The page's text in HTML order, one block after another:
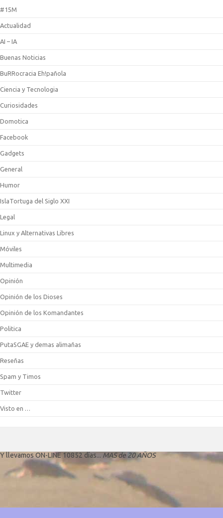
#15M
Actualidad
AI – IA
Buenas Noticias
BuRRocracia Eh!pañola
Ciencia y Tecnologia
Curiosidades
Domotica
Facebook
Gadgets
General
Humor
IslaTortuga del Siglo XXI
Legal
Linux y Alternativas Libres
Móviles
Multimedia
Opinión
Opinión de los Dioses
Opinión de los Komandantes
Politica
PutaSGAE y demas alimañas
Reseñas
Spam y Timos
Twitter
Visto en …
Y llevamos ON-LINE 10852 días... MAS de 20 AÑOS